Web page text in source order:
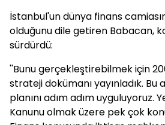
İstanbul'un dünya finans
olduğunu dile getiren Babacan,
sürdürdü:
''Bunu gerçekleştirebilmek için
strateji dokümanı yayınladık. Bu
planını adım adım uyguluyoruz.
Kanunu olmak üzere pek çok